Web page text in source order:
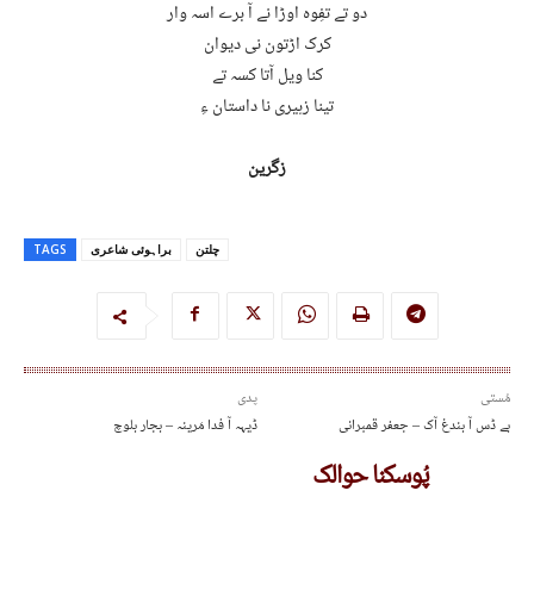
دو تے تفِوہ اوڑا نے آ برے اسہ وار
کرک اڑتون نی دیوان
کنا ویل آتا کسہ تے
تینا زہیری نا داستان ءِ
زگرین
TAGS براہوئی شاعری چلتن
پدی
ڈیہہ آ فدا مَرینہ – بجار بلوچ
مُستی
بے ڈس آ بندغ آک – جعفر قمبرانی
پُوسکنا حوالک